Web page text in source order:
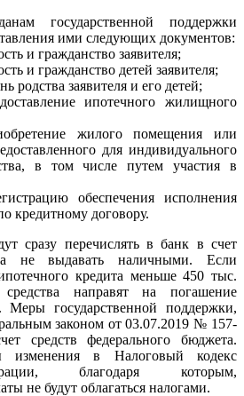
государственной поддержки
ими следующих документов:
и гражданство заявителя;
и гражданство детей заявителя;
родства заявителя и его детей;
ипотечного жилищного
жилого помещения или
для индивидуального
в том числе путем участия в
обеспечения исполнения
кредитному договору.
сразу перечислять в банк в счет
не выдавать наличными. Если
кредита меньше 450 тыс.
направят на погашение
Меры государственной поддержки,
законом от 03.07.2019 № 157-
средств федерального бюджета.
изменения в Налоговый кодекс
благодаря которым,
не будут облагаться налогами.